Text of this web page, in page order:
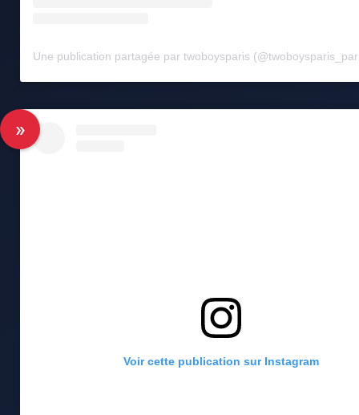
Une publication partagée par twoboysparis
Voir cette publication sur Instagram